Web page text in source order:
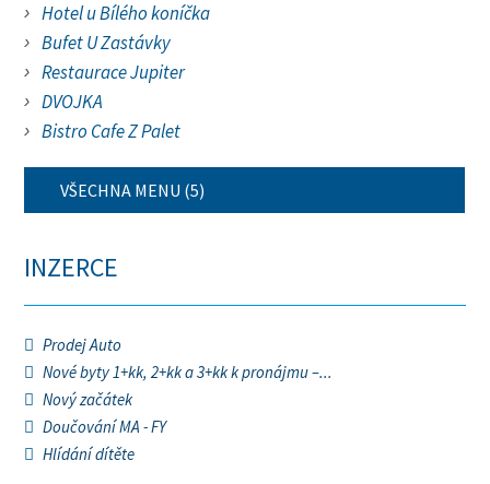
Hotel u Bílého koníčka
Bufet U Zastávky
Restaurace Jupiter
DVOJKA
Bistro Cafe Z Palet
VŠECHNA MENU (5)
INZERCE
Prodej Auto
Nové byty 1+kk, 2+kk a 3+kk k pronájmu –...
Nový začátek
Doučování MA - FY
Hlídání dítěte